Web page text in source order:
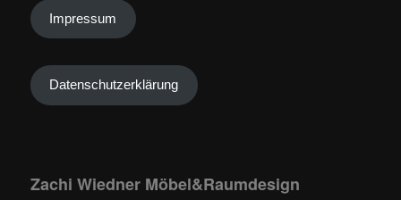
Impressum
Datenschutzerklärung
Zachi Wiedner Möbel&Raumdesign